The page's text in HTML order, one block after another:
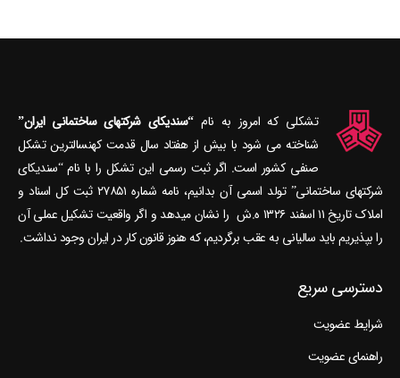
تشکلی که امروز به نام“سندیکای شرکتهای ساختمانی ایران”
شناخته می‎ شود با بیش از هفتاد سال قدمت کهنسال‎ترین تشکل
صنفی کشور است. اگر ثبت رسمی این تشکل را با نام “سندیکای
شرکتهای ساختمانی” تولد اسمی آن بدانیم، نامه شماره ۲۷۸۵۱ ثبت کل اسناد و
املاک تاریخ ۱۱ اسفند ۱۳۲۶ ه.ش را نشان می‎دهد و اگر واقعیت تشکیل عملی آن
را بپذیریم باید سالیانی به عقب برگردیم، که هنوز قانون کار در ایران وجود نداشت.
دسترسی سریع
شرایط عضویت
راهنمای عضویت